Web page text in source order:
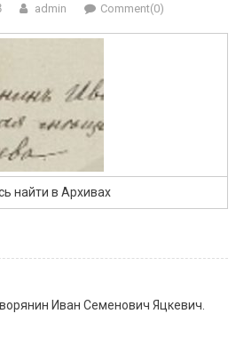
admin Comment(0)
найти в Архивах
Иван Семенович Яцкевич.